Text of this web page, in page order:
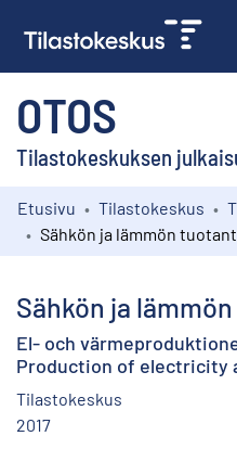
OTOS
Tilastokeskuksen
Kokoelmat
Etusivu Tilastokeskus
Sähkön ja
El- och
Production of electricity
Tilastokeskus
2017